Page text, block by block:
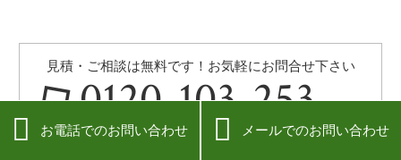
見積・ご相談は無料です！お気軽にお問合せ下さい
0120-103-253
【受付】10:00~20:00【定休】なし
 お電話でのお問い合わせ  メールでのお問い合わせ